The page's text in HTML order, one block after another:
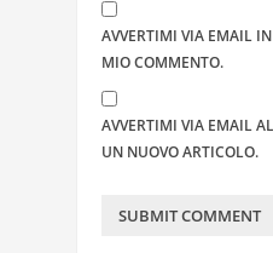
AVVERTIMI VIA EMAIL
MIO COMMENTO.
AVVERTIMI VIA EMAIL
UN NUOVO ARTICOLO.